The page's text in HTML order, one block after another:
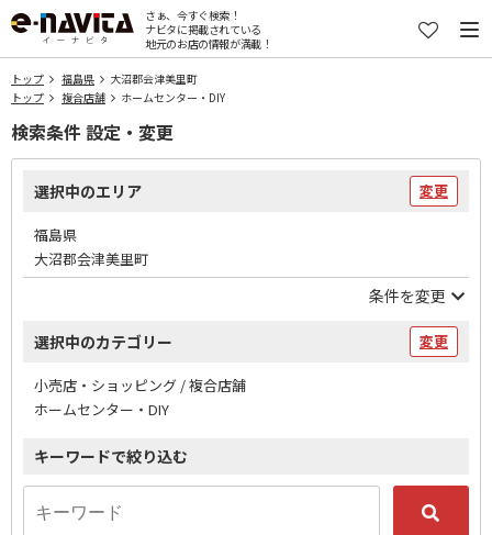
さぁ、今すぐ検索！
ナビタに掲載されている
地元のお店の情報が満載！
トップ 福島県
大沼郡会津美里町
トップ
複合店舗 ホームセンター・DIY
検索条件 設定・変更
選択中のエリア 変更
福島県
大沼郡会津美里町
条件を変更
選択中のカテゴリー 変更
小売店・ショッピング / 複合店舗
ホームセンター・DIY
キーワードで絞り込む